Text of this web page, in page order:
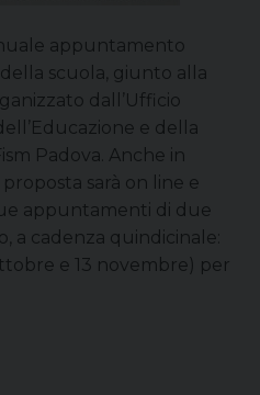
appuntamento
scuola, giunto alla
dall’Ufficio
e della
Padova. Anche in
sarà on line e
appuntamenti di due
a cadenza quindicinale:
e 13 novembre) per